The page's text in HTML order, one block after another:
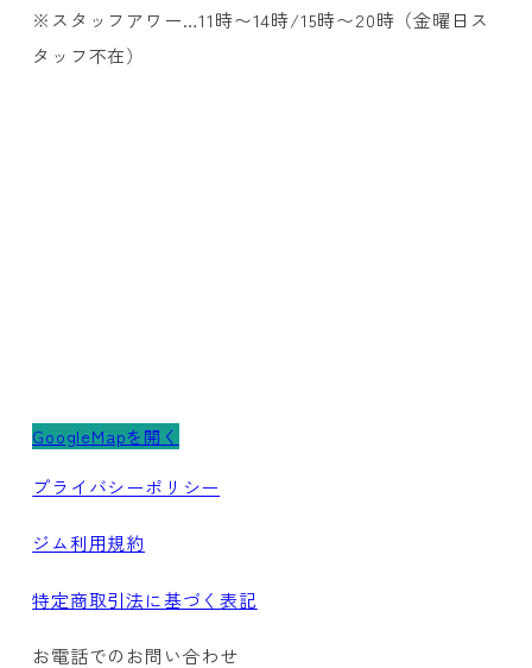
※スタッフアワー…11時〜14時/15時〜20時（金曜日ス
タッフ不在）
GoogleMapを開く
プライバシーポリシー
ジム利用規約
特定商取引法に基づく表記
お電話でのお問い合わせ